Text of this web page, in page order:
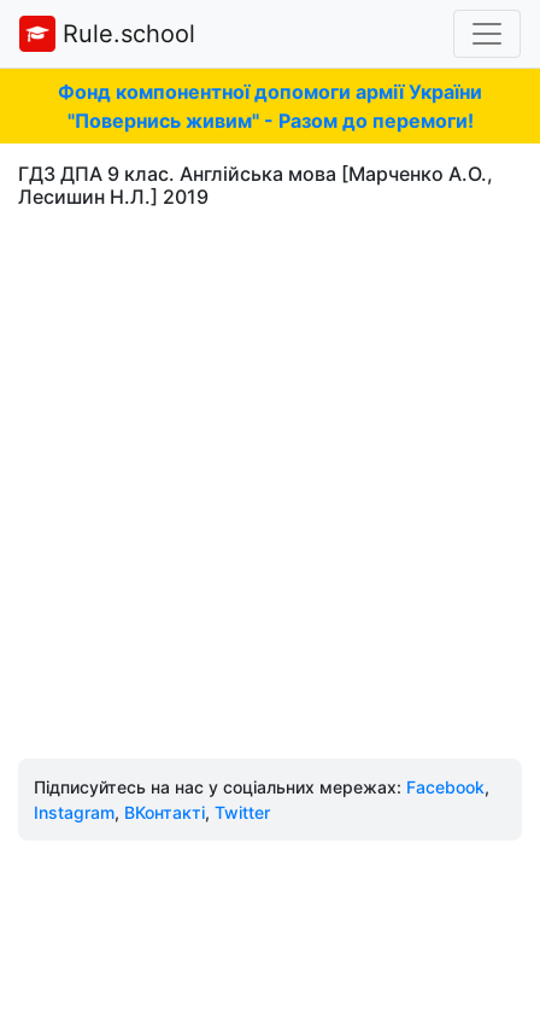
Rule.school
Фонд компонентної допомоги армії України
"Повернись живим" - Разом до перемоги!
ГДЗ ДПА 9 клас. Англійська мова [Марченко А.О.,
Лесишин Н.Л.] 2019
Підписуйтесь на нас у соціальних мережах: Facebook,
Instagram, ВКонтакті, Twitter